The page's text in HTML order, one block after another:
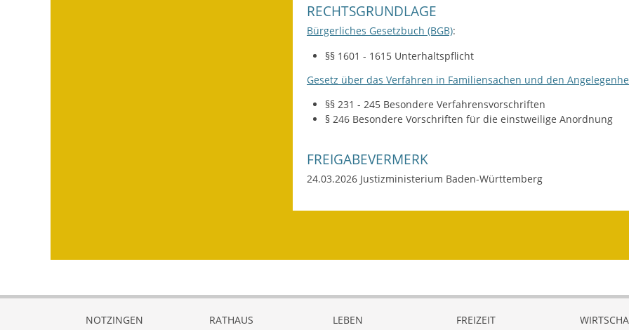
RECHTSGRUNDLAGE
Bürgerliches Gesetzbuch (BGB):
§§ 1601 - 1615 Unterhaltspflicht
Gesetz über das Verfahren in Familiensachen und den
§§ 231 - 245 Besondere Verfahrensvorschriften
§ 246 Besondere Vorschriften für die einstweilige Anordnung
FREIGABEVERMERK
24.03.2026 Justizministerium Baden-Württemberg
NOTZINGEN RATHAUS LEBEN FREIZEIT